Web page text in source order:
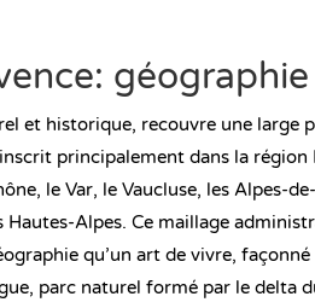
et historique, recouvre une large
principalement dans la région
le Var, le Vaucluse, les Alpes-
Alpes. Ce maillage
qu’un art de vivre,
parc naturel formé par le delta